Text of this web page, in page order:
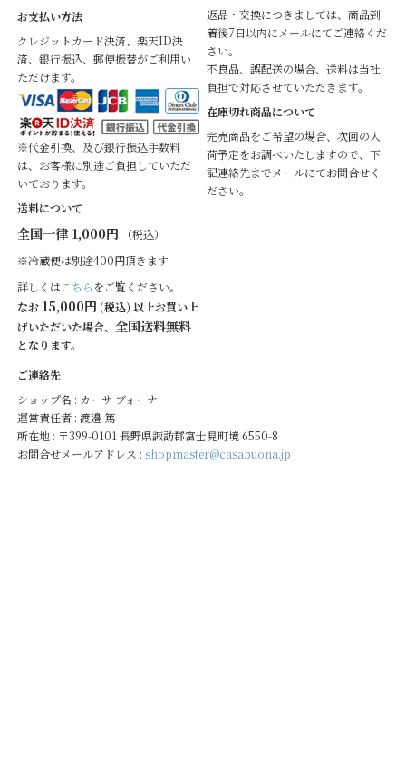
お支払い方法
クレジットカード決済、楽天ID決
済、銀行振込、郵便振替がご利用い
ただけます。
※代金引換、及び銀行振込手数料
は、お客様に別途ご負担していただ
いております。
送料について
全国一律 1,000円 （税込）
※冷蔵便は別途400円頂きます
詳しくはこちらをご覧ください。
なお 15,000円 (税込) 以上お買い上
げいただいた場合、 全国送料無料
となります。
返品・交換につきましては、商品到
着後7日以内にメールにてご連絡くだ
さい。
不良品、誤配送の場合、送料は当社
負担で対応させていただきます。
在庫切れ商品について
完売商品をご希望の場合、次回の入
荷予定をお調べいたしますので、下
記連絡先までメールにてお問合せく
ださい。
ご連絡先
ショップ名 : カーサ ブォーナ
運営責任者 : 渡邉 篤
所在地 : 〒399-0101 長野県諏訪郡富士見町境 6550-8
お問合せメールアドレス : shopmaster@casabuona.jp